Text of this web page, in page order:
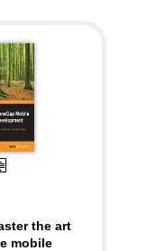
the art
mobile